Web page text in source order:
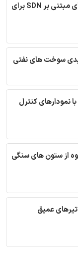
ترجمه مقاله امنیت انتقال داده های مبتنی بر SDN برای
سوخت های نفتی
نمودارهای کنترل
از ستون های سنگی
تیرهای عمیق